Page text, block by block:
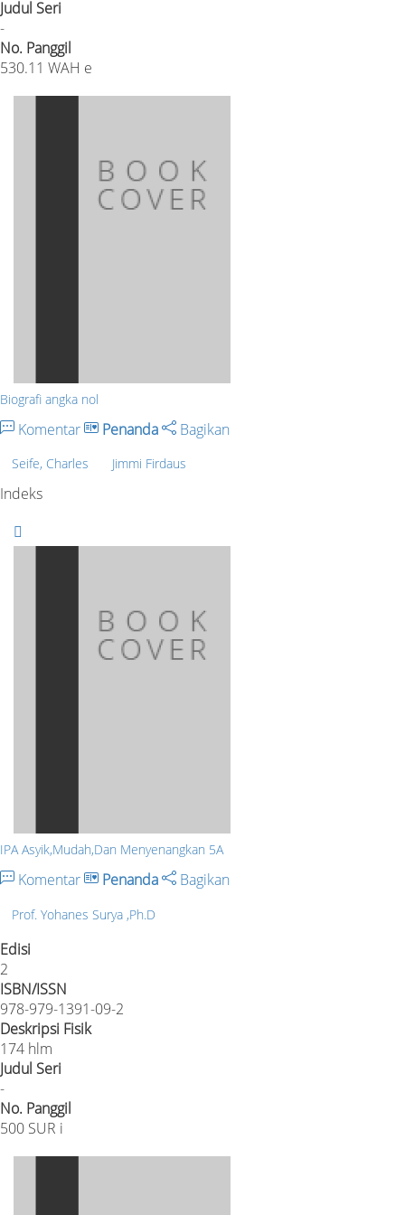
Judul Seri
-
No. Panggil
530.11 WAH e
Biografi angka nol
Komentar Penanda Bagikan
Seife, Charles Jimmi Firdaus
Indeks
IPA Asyik,Mudah,Dan Menyenangkan 5A
Komentar Penanda Bagikan
Prof. Yohanes Surya ,Ph.D
Edisi
2
ISBN/ISSN
978-979-1391-09-2
Deskripsi Fisik
174 hlm
Judul Seri
-
No. Panggil
500 SUR i